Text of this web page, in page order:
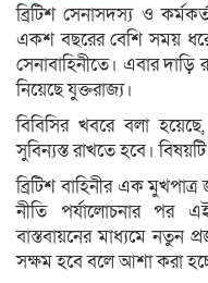
ব্রিটিশ সেনাসদস্য ও
একশ বছরের বেশি সময় ধরে
সেনাবাহিনীতে। এবার দাড়ি
নিয়েছে যুক্তরাজ্য।
বিবিসির খবরে বলা
সুবিন্যস্ত রাখতে হবে।
ব্রিটিশ বাহিনীর এক
নীতি পর্যালোচনার পর
বাস্তবায়নের মাধ্যমে নতুন
সক্ষম হবে বলে আশা করা